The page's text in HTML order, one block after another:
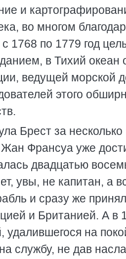
и
во многом
1768 по 1779 год
в Тихий океан
ведущей морской
этого
Брест за несколько
Франсуа уже
двадцатью
увы, не капитан, а
и сразу же
и Британией. А в
на
службу, не дав